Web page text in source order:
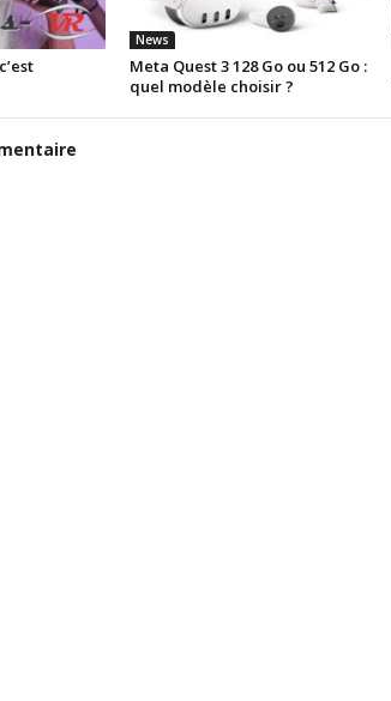
News
Meta Quest 3 128 Go ou 512 Go :
quel modèle choisir ?